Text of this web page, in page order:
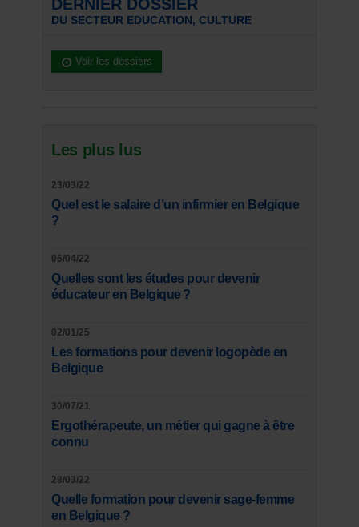
DERNIER DOSSIER
DU SECTEUR EDUCATION, CULTURE
Voir les dossiers
Les plus lus
23/03/22
Quel est le salaire d’un infirmier en Belgique
?
06/04/22
Quelles sont les études pour devenir
éducateur en Belgique ?
02/01/25
Les formations pour devenir logopède en
Belgique
30/07/21
Ergothérapeute, un métier qui gagne à être
connu
28/03/22
Quelle formation pour devenir sage-femme
en Belgique ?